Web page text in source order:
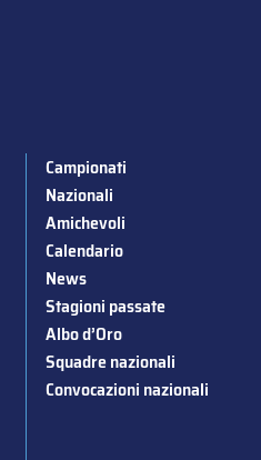
Campionati
Nazionali
Amichevoli
Calendario
News
Stagioni passate
Albo d’Oro
Squadre nazionali
Convocazioni nazionali